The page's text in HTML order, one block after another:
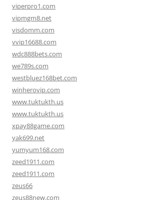
viperpro1.com
vipmgm8.net
visdomm.com
vvip16688.com
wdc888bets.com
we789s.com
westbluez168bet.com
winherovip.com
www.tuktukth.us
www.tuktukth.us
xpay88game.com
yak699.net
yumyum168.com
zeed1911.com
zeed1911.com
zeus66
zeus88new.com